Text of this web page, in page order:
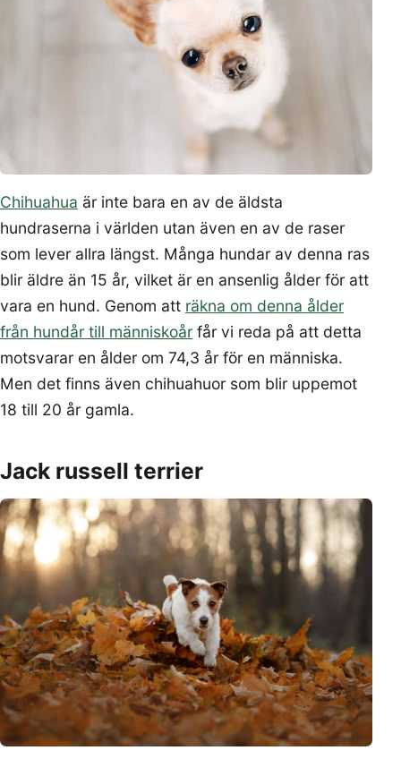
Chihuahua är inte bara en av de äldsta
hundraserna i världen utan även en av de raser
som lever allra längst. Många hundar av denna ras
blir äldre än 15 år, vilket är en ansenlig ålder för att
vara en hund. Genom att räkna om denna ålder
från hundår till människoår får vi reda på att detta
motsvarar en ålder om 74,3 år för en människa.
Men det finns även chihuahuor som blir uppemot
18 till 20 år gamla.
Jack russell terrier